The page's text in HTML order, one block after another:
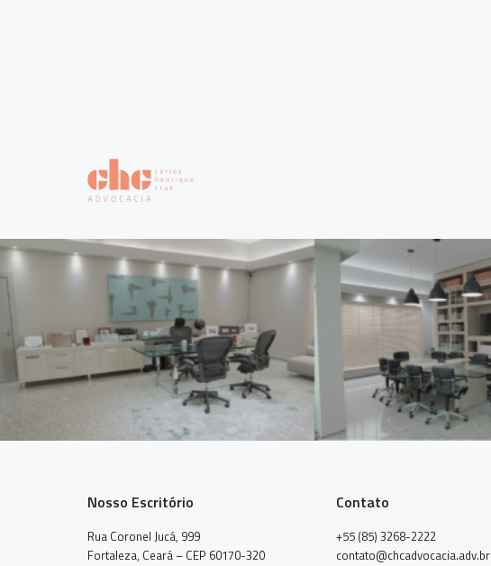
Nosso Escritório
Rua Coronel Jucá, 999
Fortaleza, Ceará – CEP 60170-320
Contato
+55 (85) 3268-2222
contato@chcadvocacia.adv.br